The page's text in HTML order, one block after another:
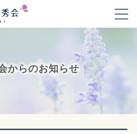
からのお知らせ